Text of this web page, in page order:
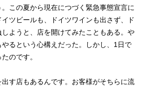
。この夏から現在につづく緊急事態宣言に
ツビールも、ドイツワインも出さず、ド
ようと、店を開けてみたこともある。や
るという心構えだった。しかし、1日で
のです。
出す店もあるんです。お客様がそちらに流